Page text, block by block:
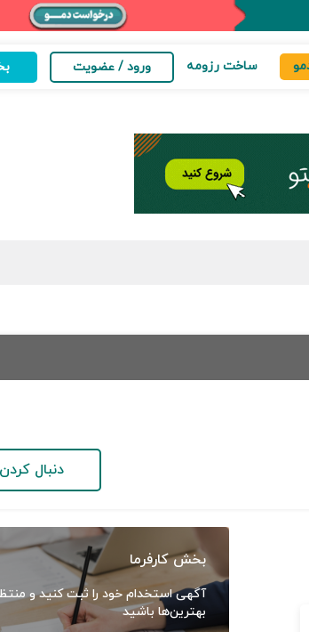
ساخت رزومه ورود / عضویت
دنبال کردن
بخش کارفرما
آگهی استخدام خود را ثبت کنید و
بهترین‌ها باشید